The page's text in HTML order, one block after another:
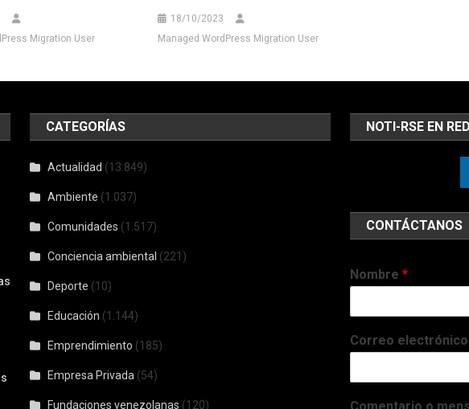
Migration User
18/10/2023
Managed WordPress Migration User
CATEGORÍAS
Actualidad (13.849)
Ambiente (1.037)
Comunidades (1.517)
Conciencia ambiental (221)
Deporte (10)
Educación (1.144)
Emprendimiento (185)
Empresa Privada (54)
Fundaciones venezolanas (120)
NOTI-RSE EN
CONTÁCTANOS
Nombre *
Correo electrónico